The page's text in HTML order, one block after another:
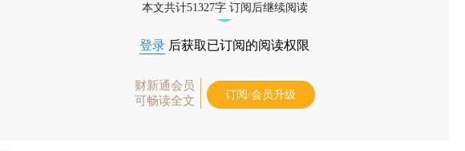
本文共计51327字 订阅后继续阅读
登录 后获取已订阅的阅读权限
财新通会员
可畅读全文
订阅/会员升级